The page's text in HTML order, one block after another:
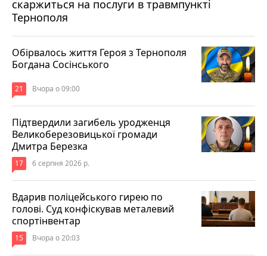
скаржиться на послуги в травмпункті
Тернополя
Обірвалось життя Героя з Тернополя
Богдана Сосінського
21 Вчора о 09:00
Підтвердили загибель уродженця
Великоберезовицької громади
Дмитра Березка
17 6 серпня 2026 р.
Вдарив поліцейського гирею по
голові. Суд конфіскував металевий
спортінвентар
15 Вчора о 20:03